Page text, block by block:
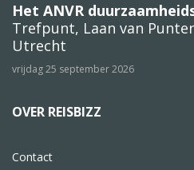
Het ANVR
Trefpunt, Laan van
Utrecht
vrijdag 25 september 2026
OVER REISBIZZ
Contact